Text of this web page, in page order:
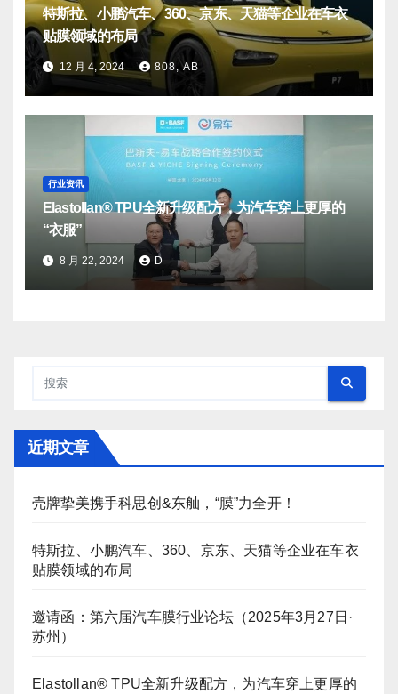
特斯拉、小鹏汽车、360、京东、天猫等企业在车衣
贴膜领域的布局
12 月 4, 2024 808, AB
行业资讯
Elastollan® TPU全新升级配方，为汽车穿上更厚的
“衣服”
8 月 22, 2024 D
近期文章
壳牌挚美携手科思创&东舢，“膜”力全开！
特斯拉、小鹏汽车、360、京东、天猫等企业在车衣
贴膜领域的布局
邀请函：第六届汽车膜行业论坛（2025年3月27日·
苏州）
Elastollan® TPU全新升级配方，为汽车穿上更厚的